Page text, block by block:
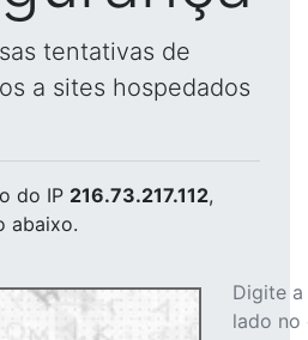
tentativas de
a sites hospedados
do IP 216.73.217.112,
abaixo.
Digite
lado no